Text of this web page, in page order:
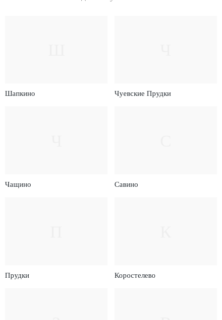
Шапкино Чуевские Прудки
Чащино Савино
Прудки Коростелево